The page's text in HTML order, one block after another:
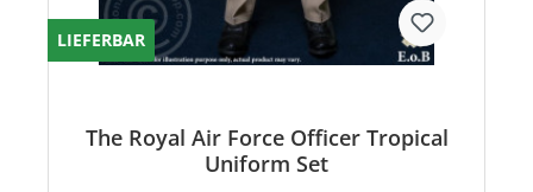
LIEFERBAR
The Royal Air Force Officer Tropical
Uniform Set